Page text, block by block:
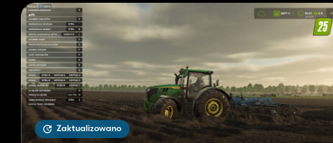
Zaktualizowano